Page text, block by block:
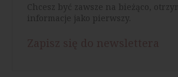
Chcesz być zawsze na bieżąco,
informacje jako pierwszy.